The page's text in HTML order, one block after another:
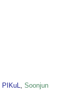
PIKuL,Soonjun